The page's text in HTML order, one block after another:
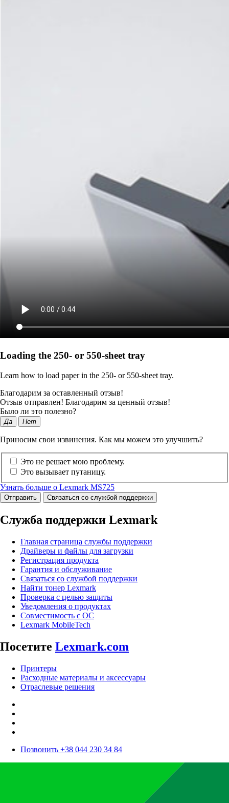
Loading the 250‑ or 550‑sheet tray
Learn how to load paper in the 250‑ or 550‑sheet tray.
Благодарим за оставленный отзыв!
Отзыв отправлен! Благодарим за ценный отзыв!
Было ли это полезно?
Да Нет
Приносим свои извинения. Как мы можем это улучшить?
Это не решает мою проблему.
Это вызывает путаницу.
Узнать больше о Lexmark MS725
Отправить Связаться со службой поддержки
Служба поддержки Lexmark
Главная страница службы поддержки
Драйверы и файлы для загрузки
Регистрация продукта
Гарантия и обслуживание
Связаться со службой поддержки
Найти тонер Lexmark
Проверка с целью защиты
Уведомления о продуктах
Совместимость с ОС
Lexmark MobileTech
Посетите Lexmark.com
Принтеры
Расходные материалы и аксессуары
Отраслевые решения
Позвонить +38 044 230 34 84